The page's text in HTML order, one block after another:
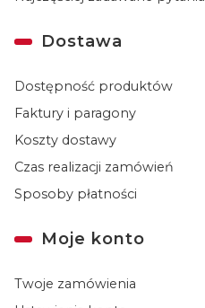
Dostawa
Dostępność produktów
Faktury i paragony
Koszty dostawy
Czas realizacji zamówień
Sposoby płatności
Moje konto
Twoje zamówienia